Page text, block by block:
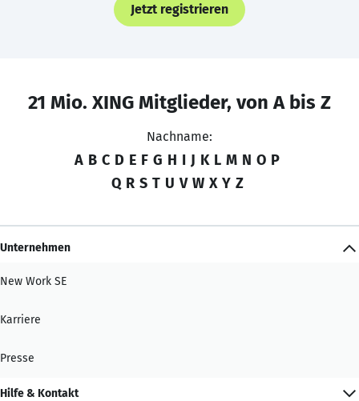
Jetzt registrieren
21 Mio. XING Mitglieder, von A bis Z
Nachname:
A B C D E F G H I J K L M N O P
Q R S T U V W X Y Z
Unternehmen
New Work SE
Karriere
Presse
Hilfe & Kontakt